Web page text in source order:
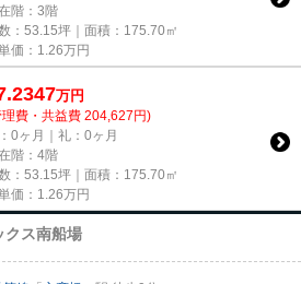
階：3階
：53.15坪｜面積：175.70㎡
価： 1.26万円
万円
費・共益費 204,627円)
0ヶ月｜礼：0ヶ月
階：4階
：53.15坪｜面積：175.70㎡
価： 1.26万円
クス南船場